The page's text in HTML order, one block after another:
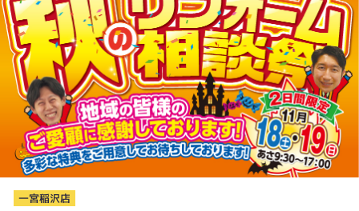
一宮稲沢店